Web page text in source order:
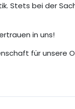
Stets bei der
in uns!
für unsere